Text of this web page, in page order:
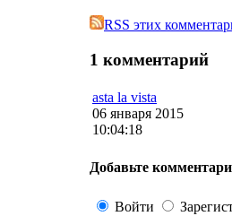
RSS этих
1 комментарий
asta la vista
06 января 2015
10:04:18
Добавьте
Войти